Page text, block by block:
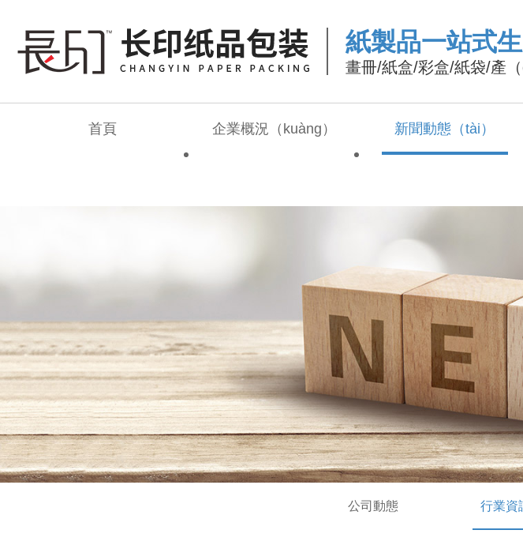
紙製品一站式
畫冊/紙盒/彩盒/紙袋/產
首頁 企業概況（kuàng） 新聞動態（tài）
公司動態 行業資